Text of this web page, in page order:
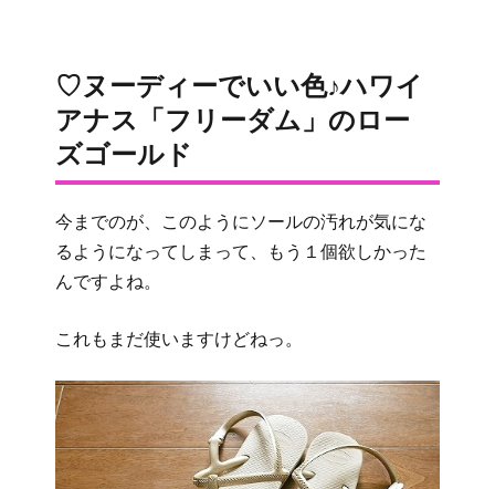
♡ヌーディーでいい色♪ハワイ
アナス「フリーダム」のロー
ズゴールド
今までのが、このようにソールの汚れが気にな
るようになってしまって、もう１個欲しかった
んですよね。
これもまだ使いますけどねっ。